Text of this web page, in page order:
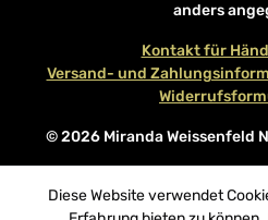
anders
© 2026 Miranda Weissenfeld
Kontakt für
Versand- und
Diese Website verwendet